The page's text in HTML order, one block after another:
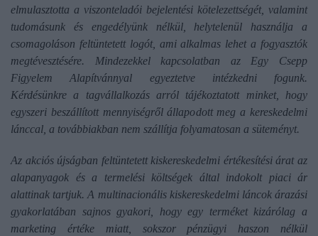
elmulasztotta a viszonteladói bejelentési kötelezettségét, valamint
tudomásunk és engedélyünk nélkül, helytelenül használja a
csomagoláson feltüntetett logót, ami alkalmas lehet a fogyasztók
megtévesztésére. Mindezekkel kapcsolatban az Egy Csepp
Figyelem Alapítvánnyal egyeztetve intézkedni fogunk.
Kérdésünkre a tagvállalkozás arról tájékoztatott minket, hogy
egyszeri beszállított mennyiségről állapodott meg a kereskedelmi
lánccal, a továbbiakban nem szállítja folyamatosan a süteményt.
Az akciós újságban feltüntetett kiskereskedelmi értékesítési árat az
alapanyagok és a termelési költségek által indokolt piaci ár
alattinak tartjuk. A multinacionális kiskereskedelmi láncok árazási
gyakorlatában sajnos gyakori, hogy egy terméket kizárólag a
marketing értéke miatt, sokszor pénzügyi haszon nélkül